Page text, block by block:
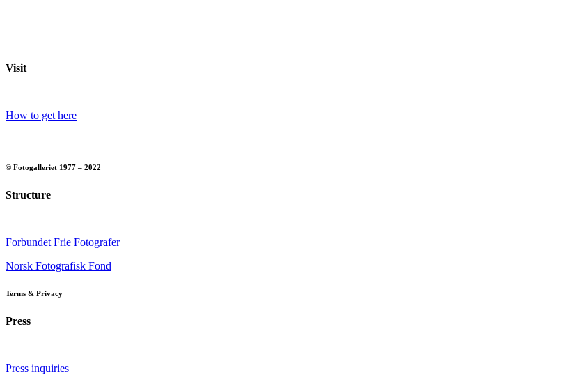
Visit
How to get here
© Fotogalleriet 1977 – 2022
Structure
Forbundet Frie Fotografer
Norsk Fotografisk Fond
Terms & Privacy
Press
Press inquiries